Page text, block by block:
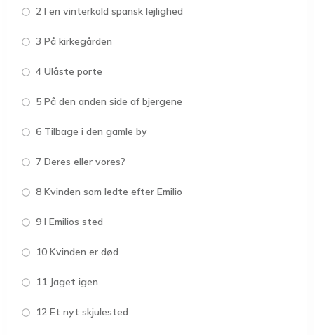
2 I en vinterkold spansk lejlighed
3 På kirkegården
4 Ulåste porte
5 På den anden side af bjergene
6 Tilbage i den gamle by
7 Deres eller vores?
8 Kvinden som ledte efter Emilio
9 I Emilios sted
10 Kvinden er død
11 Jaget igen
12 Et nyt skjulested